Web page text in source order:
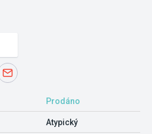
Prodáno
Atypický